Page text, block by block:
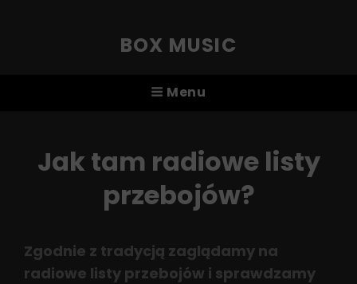
BOX MUSIC
Menu
Jak tam radiowe listy
przebojów?
Zgodnie z tradycją zaglądamy na
radiowe listy przebojów i sprawdzamy